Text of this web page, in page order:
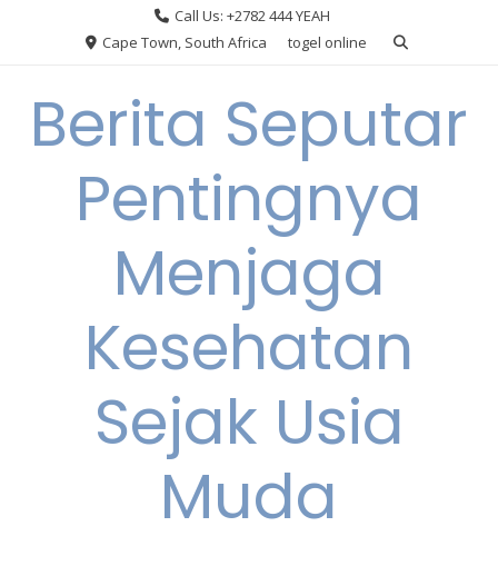
Call Us: +2782 444 YEAH
Cape Town, South Africa
togel online
Berita Seputar
Pentingnya
Menjaga
Kesehatan
Sejak Usia
Muda